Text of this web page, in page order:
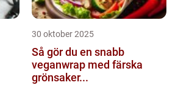
30 oktober 2025
Så gör du en snabb
veganwrap med färska
grönsaker...